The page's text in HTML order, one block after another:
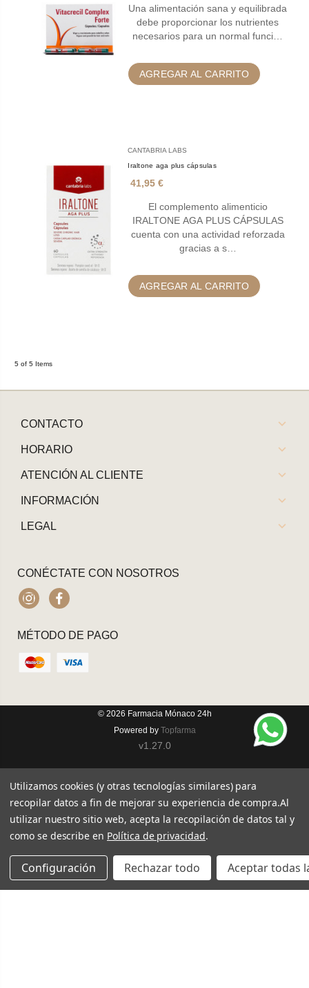
Una alimentación sana y equilibrada
debe proporcionar los nutrientes
necesarios para un normal funci…
AGREGAR AL CARRITO
CANTABRIA LABS
Iraltone aga plus cápsulas
41,95 €
El complemento alimenticio
IRALTONE AGA PLUS CÁPSULAS
cuenta con una actividad reforzada
gracias a s…
AGREGAR AL CARRITO
5 of 5 Items
CONTACTO
HORARIO
ATENCIÓN AL CLIENTE
INFORMACIÓN
LEGAL
CONÉCTATE CON NOSOTROS
InstagramFacebook
MÉTODO DE PAGO
© 2026 Farmacia Mónaco 24h
Powered by Topfarma
v1.27.0
Utilizamos cookies (y otras tecnologías similares) para
recopilar datos a fin de mejorar su experiencia de compra.Al
utilizar nuestro sitio web, acepta la recopilación de datos tal y
como se describe en Política de privacidad.
Configuración Rechazar todo Aceptar todas